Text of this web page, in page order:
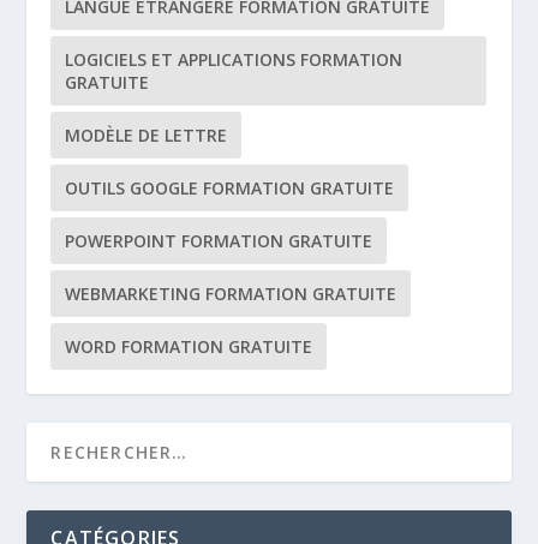
LANGUE ÉTRANGÈRE FORMATION GRATUITE
LOGICIELS ET APPLICATIONS FORMATION
GRATUITE
MODÈLE DE LETTRE
OUTILS GOOGLE FORMATION GRATUITE
POWERPOINT FORMATION GRATUITE
WEBMARKETING FORMATION GRATUITE
WORD FORMATION GRATUITE
CATÉGORIES